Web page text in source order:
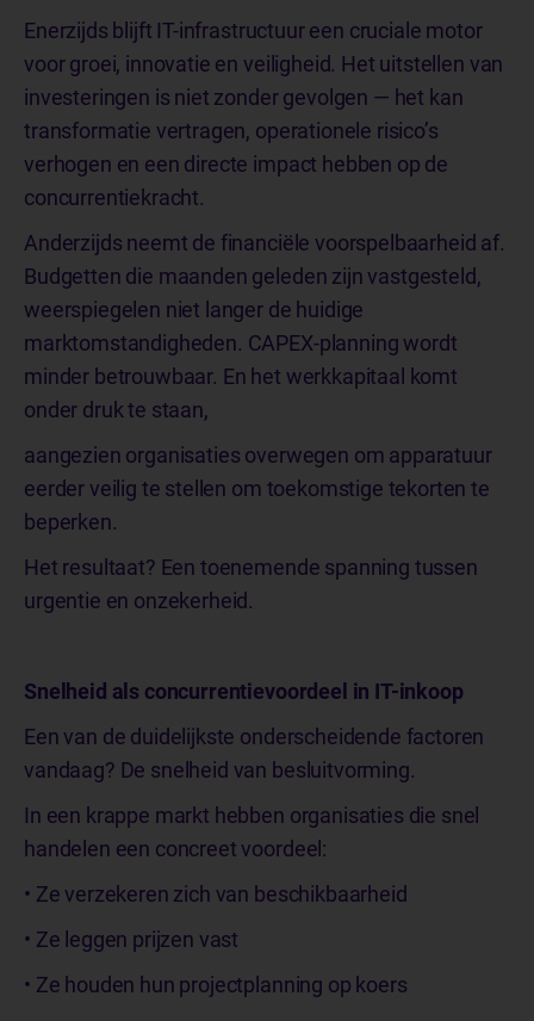
Enerzijds blijft IT-infrastructuur een cruciale motor
voor groei, innovatie en veiligheid. Het uitstellen van
investeringen is niet zonder gevolgen — het kan
transformatie vertragen, operationele risico’s
verhogen en een directe impact hebben op de
concurrentiekracht.
Anderzijds neemt de financiële voorspelbaarheid af.
Budgetten die maanden geleden zijn vastgesteld,
weerspiegelen niet langer de huidige
marktomstandigheden. CAPEX-planning wordt
minder betrouwbaar. En het werkkapitaal komt
onder druk te staan,
aangezien organisaties overwegen om apparatuur
eerder veilig te stellen om toekomstige tekorten te
beperken.
Het resultaat? Een toenemende spanning tussen
urgentie en onzekerheid.
Snelheid als concurrentievoordeel in IT-inkoop
Een van de duidelijkste onderscheidende factoren
vandaag? De snelheid van besluitvorming.
In een krappe markt hebben organisaties die snel
handelen een concreet voordeel:
• Ze verzekeren zich van beschikbaarheid
• Ze leggen prijzen vast
• Ze houden hun projectplanning op koers